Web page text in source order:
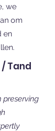
we
om
en
Tand
preserving